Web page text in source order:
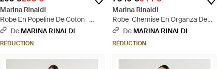
Marina Rinaldi
Robe En Popeline De Coton -
Métallisé
De MARINA RINALDI
RÉDUCTION
Marina Rinaldi
Robe-Chemise En Organza De
Soie - Bleu
De MARINA RINALDI
RÉDUCTION